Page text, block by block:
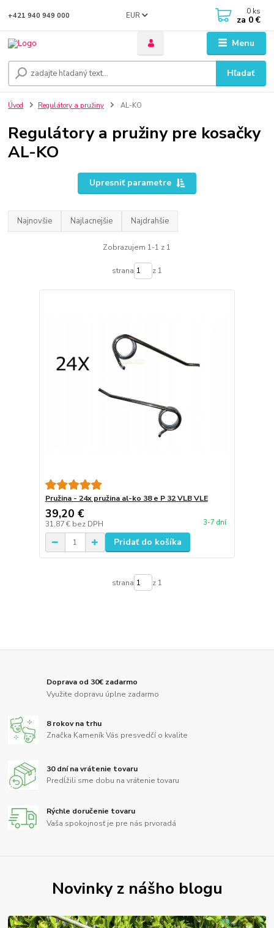
Menu
EUR
Hľadať
+421 940 949 000 0 ks
za 0 €
Úvod Regulátory a pružiny AL-KO
Regulátory a pružiny pre kosačky
AL-KO
Upresniť parametre
Najnovšie Najlacnejšie Najdrahšie
Zobrazujem 1-1 z 1
strana z 1
Pružina - 24x pružina al-ko 38 e P 32 VLB VLE
39,20 €
31,87 € bez DPH 3-7 dní
Pridať do košíka
strana z 1
Doprava od 30€ zadarmo
Využite dopravu úplne zadarmo
8 rokov na trhu
Značka Kameník Vás presvedčí o kvalite
30 dní na vrátenie tovaru
Predĺžili sme dobu na vrátenie tovaru
Rýchle doručenie tovaru
Vaša spokojnosť je pre nás prvoradá
Novinky z nášho blogu